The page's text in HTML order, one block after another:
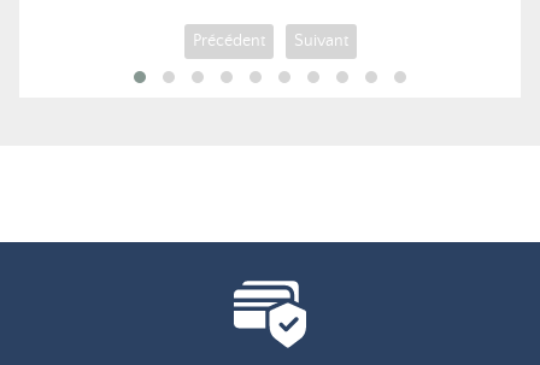
Précédent Suivant